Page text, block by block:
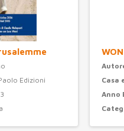
Edizioni
Casa
Anno